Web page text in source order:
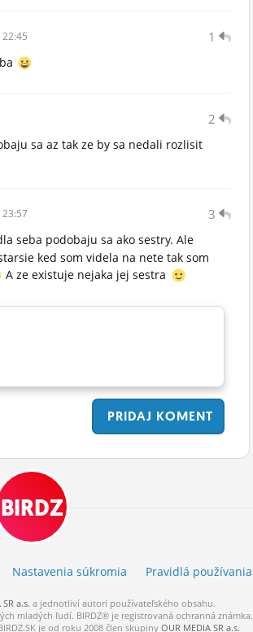
1
2
sa az tak ze by sa nedali rozlisit
3
seba podobaju sa ako sestry. Ale
ked som videla na nete tak som
A ze existuje nejaka jej sestra
PRIDAJ KOMENT
BIRDZ
Nastavenia súkromia Pravidlá používania
a.s. a jednotliví autori používateľského obsahu.
mladých ľudí. BIRDZ® je registrovaná ochranná známka.
je od roku 2008 člen skupiny OUR MEDIA SR a.s.